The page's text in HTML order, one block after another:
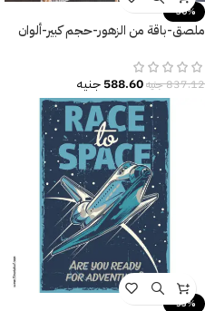
-30%
ملصق-باقة من الزهور-حجم كبير-ألوان
837.12جنيه588.60جنيه
-53%